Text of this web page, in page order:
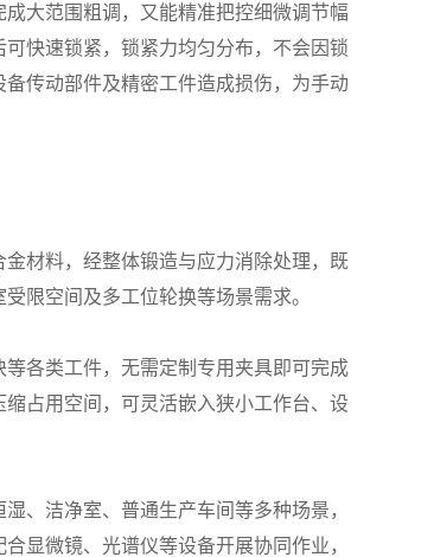
大范围粗调，又能精准把控细微调节幅
快速锁紧，锁紧力均匀分布，不会因锁
传动部件及精密工件造成损伤，为手动
材料，经整体锻造与应力消除处理，既
限空间及多工位轮换等场景需求。
各类工件，无需定制专用夹具即可完成
占用空间，可灵活嵌入狭小工作台、设
、洁净室、普通生产车间等多种场景，
显微镜、光谱仪等设备开展协同作业，